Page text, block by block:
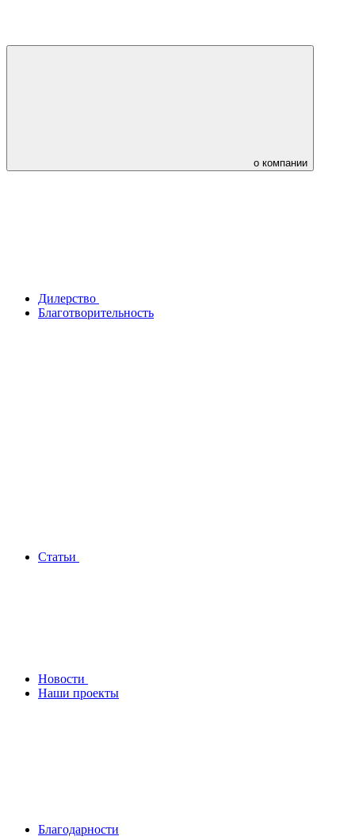
о компании
Дилерство
Благотворительность
Статьи
Новости
Наши проекты
Благодарности